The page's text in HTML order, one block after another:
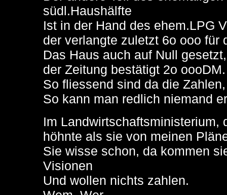
südl.Haushälfte
Ist in der Hand des ehem.LPG
der verlangte zuletzt 6o ooo für
Das Haus auch auf Null
der Zeitung bestätigt 2o oooDM.
So fliessend sind da die
So kann man redlich niemand
Im Landwirtschaftsministerium,
höhnte als sie von meinen
Sie wisse schon, da kommen
Visionen
Und wollen nichts zahlen.